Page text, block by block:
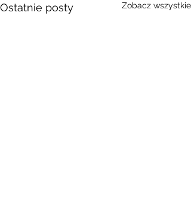
Ostatnie posty Zobacz wszystkie